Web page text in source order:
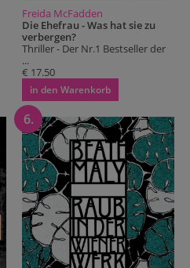
Freida McFadden
Die Ehefrau - Was hat sie zu
verbergen?
Thriller - Der Nr.1 Bestseller der
...
€ 17.50
in den Warenkorb
6.